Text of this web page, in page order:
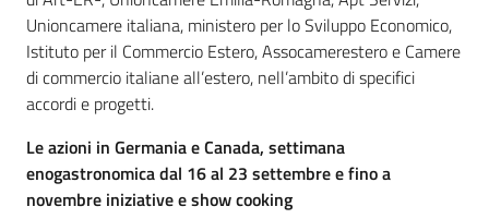
Unioncamere italiana, ministero per lo Sviluppo Economico,
Istituto per il Commercio Estero, Assocamerestero e Camere
di commercio italiane all’estero, nell’ambito di specifici
accordi e progetti.
Le azioni in Germania e Canada, settimana
enogastronomica dal 16 al 23 settembre e fino a
novembre iniziative e show cooking